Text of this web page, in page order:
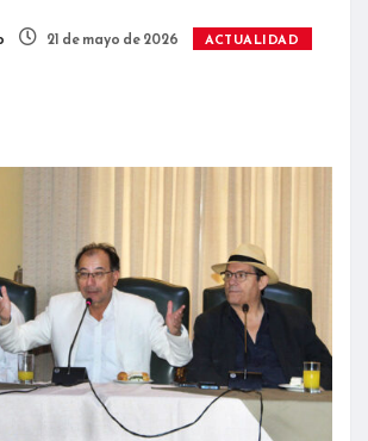
21 de mayo de 2026 ACTUALIDAD